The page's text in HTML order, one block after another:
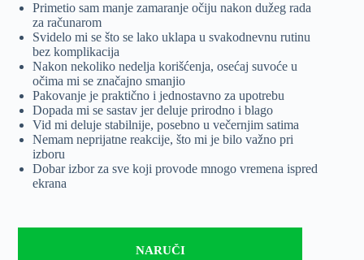
Primetio sam manje zamaranje očiju nakon dužeg rada
za računarom
Svidelo mi se što se lako uklapa u svakodnevnu rutinu
bez komplikacija
Nakon nekoliko nedelja korišćenja, osećaj suvoće u
očima mi se značajno smanjio
Pakovanje je praktično i jednostavno za upotrebu
Dopada mi se sastav jer deluje prirodno i blago
Vid mi deluje stabilnije, posebno u večernjim satima
Nemam neprijatne reakcije, što mi je bilo važno pri
izboru
Dobar izbor za sve koji provode mnogo vremena ispred
ekrana
NARUČI